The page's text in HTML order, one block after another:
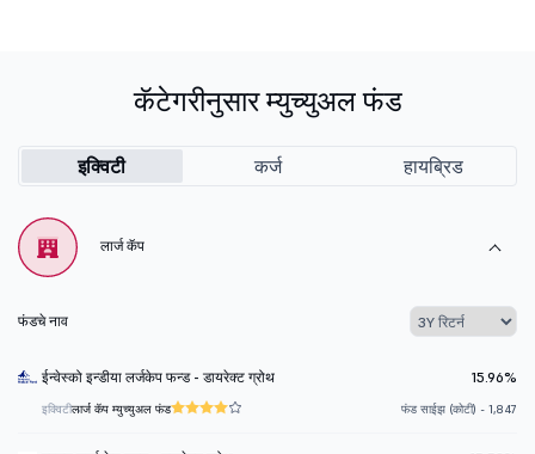
कॅटेगरीनुसार म्युच्युअल फंड
इक्विटी कर्ज हायब्रिड
लार्ज कॅप
फंडचे नाव
ईन्वेस्को इन्डीया लर्जकेप फन्ड - डायरेक्ट ग्रोथ 15.96%
इक्विटीलार्ज कॅप म्युच्युअल फंड फंड साईझ (कोटी) - 1,847